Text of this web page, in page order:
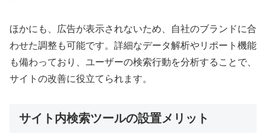
ほかにも、広告が表示されないため、自社のブランドに合
わせた調整も可能です。詳細なデータ解析やリポート機能
も備わっており、ユーザーの検索行動を分析することで、
サイトの改善に役立てられます。
サイト内検索ツールの設置メリット